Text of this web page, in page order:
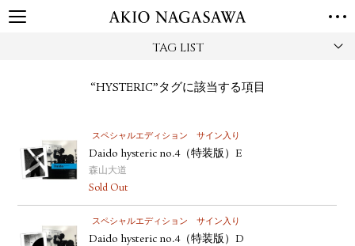
TAG LIST
“HYSTERIC”タグに該当する項目
スペシャルエディション サイン入り
Daido hysteric no.4（特装版）E
森山大道
Sold Out
スペシャルエディション サイン入り
Daido hysteric no.4（特装版）D
TORANOMON
PUBLISHING
ONLINE SHOP
NEWS
ABOUT
ABOUT US LOCATIONS